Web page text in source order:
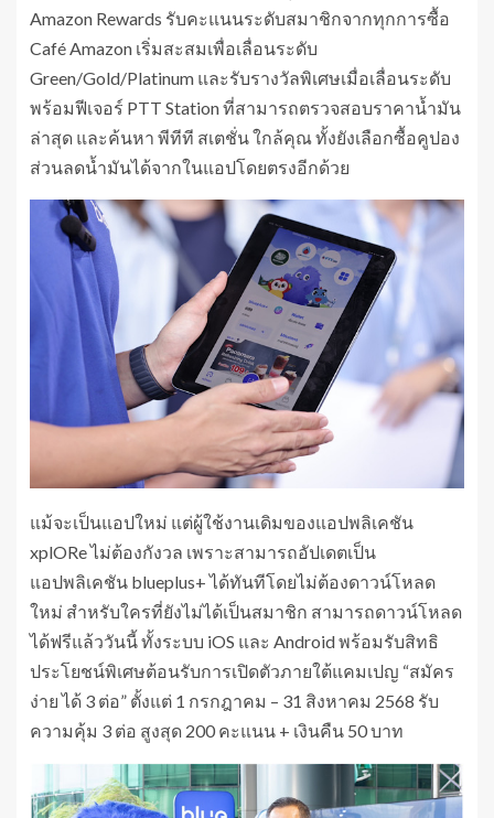
Amazon Rewards รับคะแนนระดับสมาชิกจากทุกการซื้อ
Café Amazon เริ่มสะสมเพื่อเลื่อนระดับ
Green/Gold/Platinum และรับรางวัลพิเศษเมื่อเลื่อนระดับ
พร้อมฟีเจอร์ PTT Station ที่สามารถตรวจสอบราคาน้ำมัน
ล่าสุด และค้นหา พีทีที สเตชั่น ใกล้คุณ ทั้งยังเลือกซื้อคูปอง
ส่วนลดน้ำมันได้จากในแอปโดยตรงอีกด้วย
แม้จะเป็นแอปใหม่ แต่ผู้ใช้งานเดิมของแอปพลิเคชัน
xplORe ไม่ต้องกังวล เพราะสามารถอัปเดตเป็น
แอปพลิเคชัน blueplus+ ได้ทันทีโดยไม่ต้องดาวน์โหลด
ใหม่ สำหรับใครที่ยังไม่ได้เป็นสมาชิก สามารถดาวน์โหลด
ได้ฟรีแล้ววันนี้ ทั้งระบบ iOS และ Android พร้อมรับสิทธิ
ประโยชน์พิเศษต้อนรับการเปิดตัวภายใต้แคมเปญ “สมัคร
ง่าย ได้ 3 ต่อ” ตั้งแต่ 1 กรกฎาคม – 31 สิงหาคม 2568 รับ
ความคุ้ม 3 ต่อ สูงสุด 200 คะแนน + เงินคืน 50 บาท